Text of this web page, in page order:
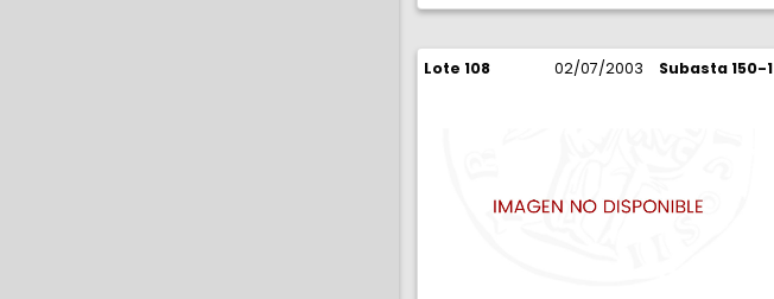
Lote 108 02/07/2003 Subasta 150-1